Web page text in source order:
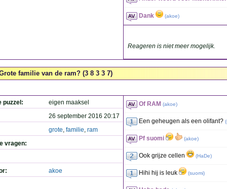
Dank (akoe)
Reageren is niet meer mogelijk.
familie van de ram? (3 8 3 3 7)
puzzel:
eigen maaksel
26 september 2016 20:17
grote, familie, ram
vragen:
akoe
Of RAM (akoe)
Een geheugen als een olifant? (
Pf suomi (akoe)
Ook grijze cellen (HaDe)
Hihi hij is leuk (suomi)